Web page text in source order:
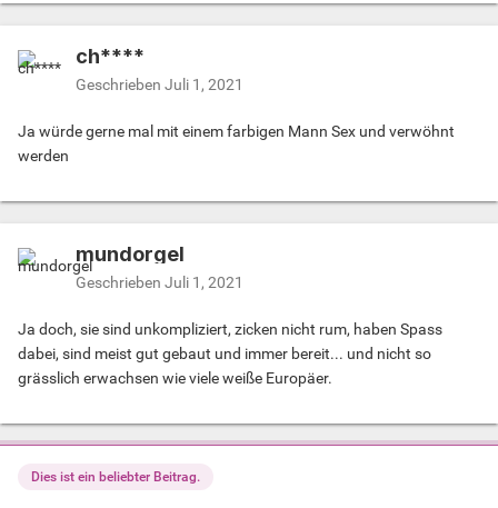
ch****
Geschrieben Juli 1, 2021
Ja würde gerne mal mit einem farbigen Mann Sex und verwöhnt
werden
mundorgel
Geschrieben Juli 1, 2021
Ja doch, sie sind unkompliziert, zicken nicht rum, haben Spass
dabei, sind meist gut gebaut und immer bereit... und nicht so
grässlich erwachsen wie viele weiße Europäer.
Dies ist ein beliebter Beitrag.